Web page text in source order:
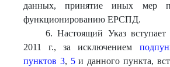
данных, принятие иных мер
функционированию ЕРСПД.
6. Настоящий Указ
2011 г., за исключением
пунктов 3, 5и данного пункта,